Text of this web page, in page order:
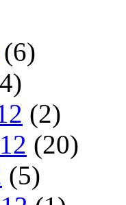
(6)
(2)
(20)
(5)